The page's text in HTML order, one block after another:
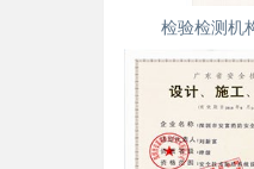
检验检测机